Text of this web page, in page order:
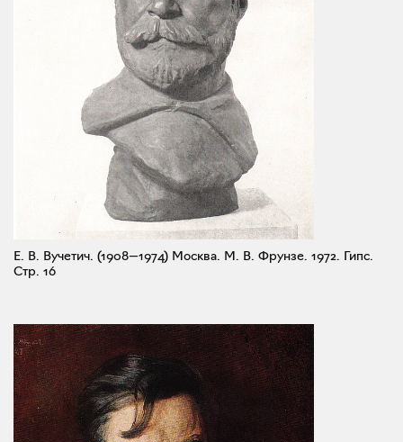
Е. В. Вучетич. (1908—1974) Москва. М. В. Фрунзе. 1972. Гипс.
Стр. 16